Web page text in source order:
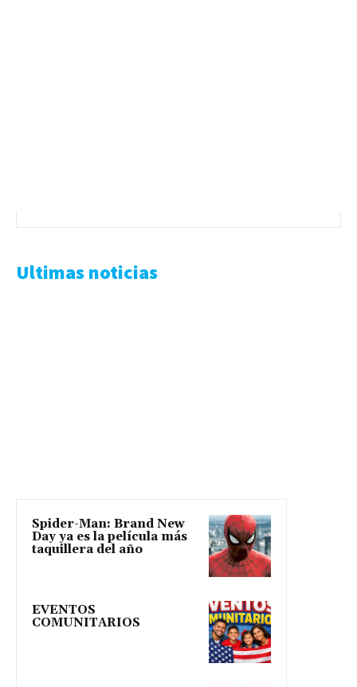
Ultimas noticias
Spider-Man: Brand New
Day ya es la película más
taquillera del año
EVENTOS
COMUNITARIOS